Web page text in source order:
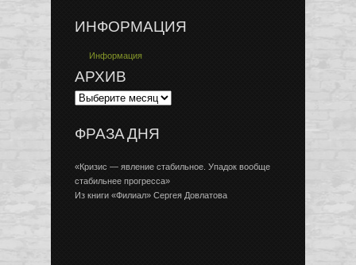
ИНФОРМАЦИЯ
Информация
АРХИВ
ФРАЗА ДНЯ
«Кризис — явление стабильное. Упадок вообще
стабильнее прогресса»
Из книги «Филиал» Сергея Довлатова